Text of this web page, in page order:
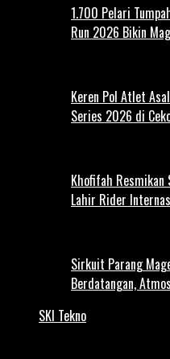
1.700 Pelari
Run 2026 Bikin
Keren Pol Atlet
Series 2026 di
Khofifah
Lahir Rider
Sirkuit Parang
Berdatangan,
SKI Tekno